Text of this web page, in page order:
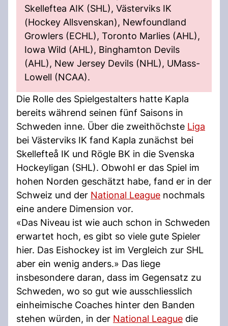
Skelleftea AIK (SHL), Västerviks IK
(Hockey Allsvenskan), Newfoundland
Growlers (ECHL), Toronto Marlies (AHL),
Iowa Wild (AHL), Binghamton Devils
(AHL), New Jersey Devils (NHL), UMass-
Lowell (NCAA).
Die Rolle des Spielgestalters hatte Kapla
bereits während seinen fünf Saisons in
Schweden inne. Über die zweithöchste Liga
bei Västerviks IK fand Kapla zunächst bei
Skellefteå IK und Rögle BK in die Svenska
Hockeyligan (SHL). Obwohl er das Spiel im
hohen Norden geschätzt habe, fand er in der
Schweiz und der National League nochmals
eine andere Dimension vor.
«Das Niveau ist wie auch schon in Schweden
erwartet hoch, es gibt so viele gute Spieler
hier. Das Eishockey ist im Vergleich zur SHL
aber ein wenig anders.» Das liege
insbesondere daran, dass im Gegensatz zu
Schweden, wo so gut wie ausschliesslich
einheimische Coaches hinter den Banden
stehen würden, in der National League die